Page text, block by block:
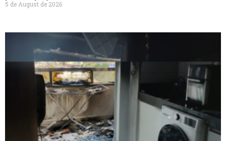
5 de August de 2026